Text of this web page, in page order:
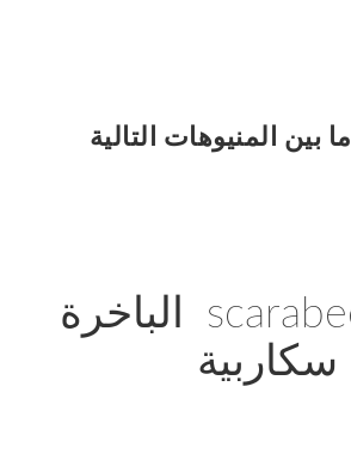
ما بين المنيوهات التالية
scarabee boat الباخرة
سكاربية